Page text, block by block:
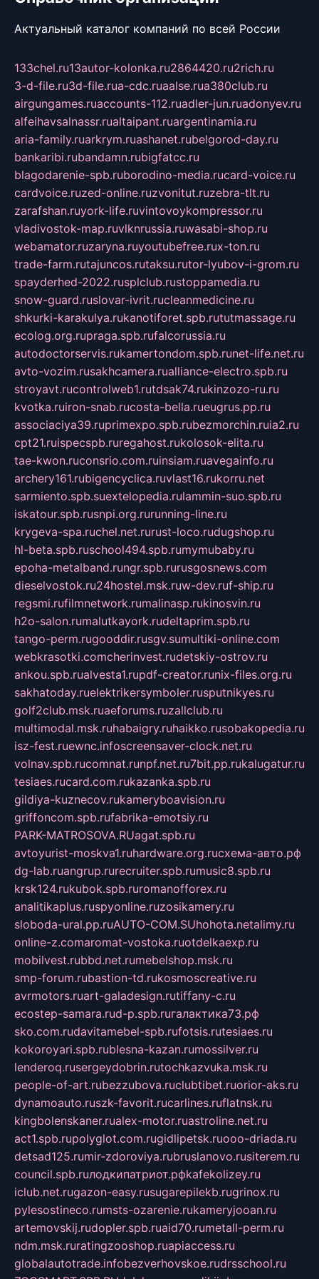
Актуальный каталог компаний по всей России
133chel.ru13autor-kolonka.ru2864420.ru2rich.ru
3-d-file.ru3d-file.rua-cdc.ruaalse.rua380club.ru
airgungames.ruaccounts-112.ruadler-jun.ruadonyev.ru
alfeihavsalnassr.rualtaipant.ruargentinamia.ru
aria-family.ruarkrym.ruashanet.rubelgorod-day.ru
bankaribi.rubandamn.rubigfatcc.ru
blagodarenie-spb.ruborodino-media.rucard-voice.ru
cardvoice.ruzed-online.ruzvonitut.ruzebra-tlt.ru
zarafshan.ruyork-life.ruvintovoykompressor.ru
vladivostok-map.ruvlknrussia.ruwasabi-shop.ru
webamator.ruzaryna.ruyoutubefree.rux-ton.ru
trade-farm.rutajuncos.rutaksu.rutor-lyubov-i-grom.ru
spayderhed-2022.rusplclub.rustoppamedia.ru
snow-guard.ruslovar-ivrit.rucleanmedicine.ru
shkurki-karakulya.rukanotiforet.spb.rututmassage.ru
ecolog.org.rupraga.spb.rufalcorussia.ru
autodoctorservis.rukamertondom.spb.runet-life.net.ru
avto-vozim.rusakhcamera.rualliance-electro.spb.ru
stroyavt.rucontrolweb1.rutdsak74.rukinzozo-ru.ru
kvotka.ruiron-snab.rucosta-bella.rueugrus.pp.ru
associaciya39.ruprimexpo.spb.rubezmorchin.ruia2.ru
cpt21.ruispecspb.ruregahost.rukolosok-elita.ru
tae-kwon.ruconsrio.com.ruinsiam.ruavegainfo.ru
archery161.rubigencyclica.ruvlast16.rukorru.net
sarmiento.spb.suextelopedia.rulammin-suo.spb.ru
iskatour.spb.rusnpi.org.rurunning-line.ru
krygeva-spa.ruchel.net.rurust-loco.rudugshop.ru
hl-beta.spb.ruschool494.spb.rumymubaby.ru
epoha-metalband.rungr.spb.rurusgosnews.com
dieselvostok.ru24hostel.msk.ruw-dev.ruf-ship.ru
regsmi.rufilmnetwork.rumalinasp.rukinosvin.ru
h2o-salon.rumalutkayork.rudeltaprim.spb.ru
tango-perm.rugooddir.rusgv.sumultiki-online.com
webkrasotki.comcherinvest.rudetskiy-ostrov.ru
ankou.spb.rualvesta1.rupdf-creator.runix-files.org.ru
sakhatoday.ruelektrikersymboler.rusputnikyes.ru
golf2club.msk.ruaeforums.ruzallclub.ru
multimodal.msk.ruhabaigry.ruhaikko.rusobakopedia.ru
isz-fest.ruewnc.infoscreensaver-clock.net.ru
volnav.spb.rucomnat.runpf.net.ru7bit.pp.rukalugatur.ru
tesiaes.rucard.com.rukazanka.spb.ru
gildiya-kuznecov.rukameryboavision.ru
griffoncom.spb.rufabrika-emotsiy.ru
PARK-MATROSOVA.RUagat.spb.ru
avtoyurist-moskva1.ruhardware.org.ruсхема-авто.рф
dg-lab.ruangrup.rurecruiter.spb.rumusic8.spb.ru
krsk124.rukubok.spb.ruromanofforex.ru
analitikaplus.ruspyonline.ruzosikamery.ru
sloboda-ural.pp.ruAUTO-COM.SUhohota.netalimy.ru
online-z.comaromat-vostoka.ruotdelkaexp.ru
mobilvest.rubbd.net.rumebelshop.msk.ru
smp-forum.rubastion-td.rukosmoscreative.ru
avrmotors.ruart-galadesign.rutiffany-c.ru
ecostep-samara.rud-p.spb.ruгалактика73.рф
sko.com.rudavitamebel-spb.rufotsis.rutesiaes.ru
kokoroyari.spb.rublesna-kazan.rumossilver.ru
lenderoq.rusergeydobrin.rutochkazvuka.msk.ru
people-of-art.rubezzubova.ruclubtibet.ruorior-aks.ru
dynamoauto.ruszk-favorit.rucarlines.ruflatnsk.ru
kingbolenskaner.rualex-motor.ruastroline.net.ru
act1.spb.rupolyglot.com.rugidlipetsk.ruooo-driada.ru
detsad125.rumir-zdoroviya.rubruslanovo.rusiterem.ru
council.spb.ruлодкипатриот.рфkafekolizey.ru
iclub.net.rugazon-easy.rusugarepilekb.rugrinox.ru
pylesostineco.rumsts-ozarenie.rukameryjooan.ru
artemovskij.rudopler.spb.ruaid70.rumetall-perm.ru
ndm.msk.ruratingzooshop.ruapiaccess.ru
globalautotrade.infobezverhovskoe.rudrsschool.ru